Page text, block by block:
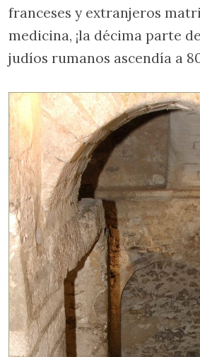
franceses y extranjeros
medicina, ¡la décima parte
judíos rumanos ascendía a